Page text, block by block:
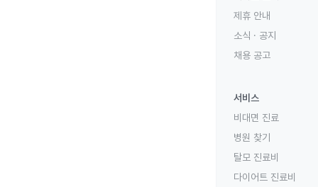
제휴 안내
소식 · 공지
채용 공고
서비스
비대면 진료
병원 찾기
탈모 진료비
다이어트 진료비